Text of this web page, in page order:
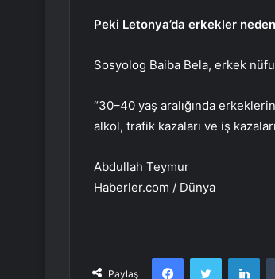
Peki Letonya’da erkekler
Sosyolog Baiba Bela, erkek
“30–40 yaş aralığında
alkol, trafik kazaları ve iş
Abdullah Teymur
Haberler.com / Dünya
Paylaş
FacebookTwitter